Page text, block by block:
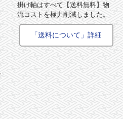
掛け軸はすべて【送料無料】物
流コストを極力削減しました。
「送料について」詳細